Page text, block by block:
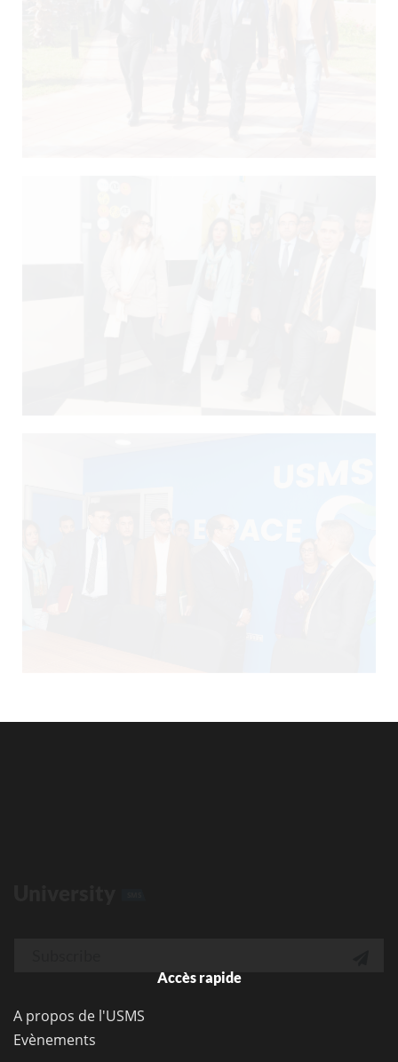
Accès rapide
A propos de l'USMS
Evènements